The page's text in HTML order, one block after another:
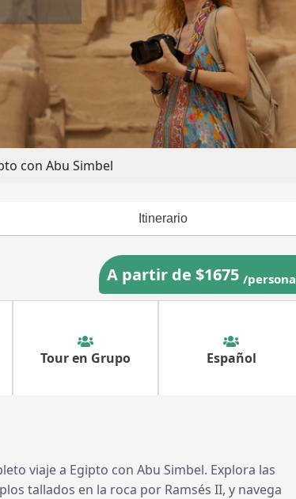
con Abu Simbel
Itinerario
A partir de $1675 /persona
Tour en Grupo Español
viaje a Egipto con Abu Simbel. Explora las
tallados en la roca por Ramsés II, y navega